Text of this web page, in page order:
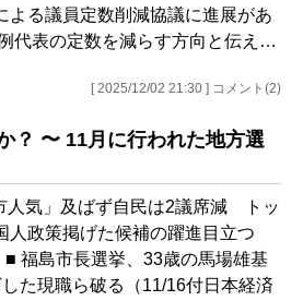
よる議員定数削減協議に進展があ
代表の定数を減らす方向と伝え…
[ 2025/12/02 21:30 ] コメント(2)
？ 〜 11月に行われた地方選
人気」及ばず自民は2議席減 トッ
人政策掲げた候補の躍進目立つ
■ 福島市長選挙、33歳の馬場雄基
た現職ら破る（11/16付日本経済